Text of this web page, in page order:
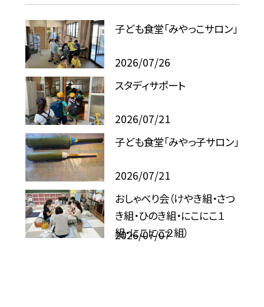
子ども食堂「みやっこサロン」
2026/07/26
スタディサポート
2026/07/21
子ども食堂「みやっ子サロン」
2026/07/21
おしゃべり会（けやき組・さつ
き組・ひのき組・にこにこ１
組・にこにこ２組）
2026/07/07